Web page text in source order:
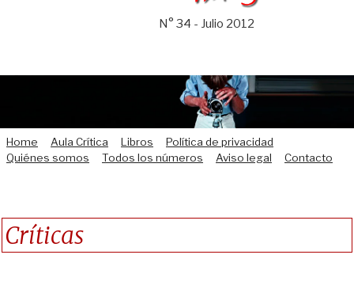
N° 34 - Julio 2012
Home Aula Crítica Libros
Política de privacidad
Quiénes somos
Todos los números Aviso legal Contacto
Críticas